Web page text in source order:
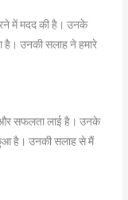
में मदद की है। उनके
है। उनकी सलाह ने हमारे
और सफलता लाई है। उनके
है। उनकी सलाह से मैं